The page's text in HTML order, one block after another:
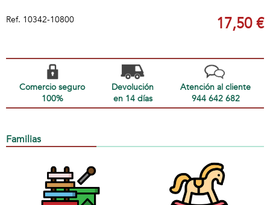
Ref. 10342-10800 17,50 €
Comercio seguro
100%
Devolución
en 14 días
Atención al cliente
944 642 682
Familias